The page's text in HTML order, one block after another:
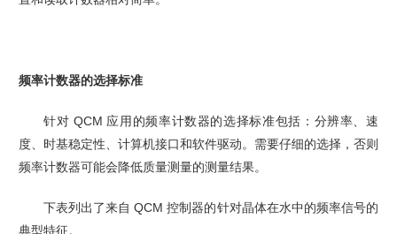
频率计数器的选择标准
针对 QCM 应用的频率计数器的选择标准包括：分辨率、速
度、时基稳定性、计算机接口和软件驱动。需要仔细的选择，否则
频率计数器可能会降低质量测量的测量结果。
下表列出了来自 QCM 控制器的针对晶体在水中的频率信号的
典型特征。